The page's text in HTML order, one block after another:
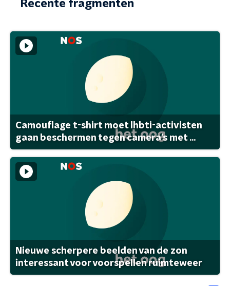
Recente fragmenten
Camouflage t-shirt moet lhbti-activisten
gaan beschermen tegen camera's met ...
Nieuwe scherpere beelden van de zon
interessant voor voorspellen ruimteweer